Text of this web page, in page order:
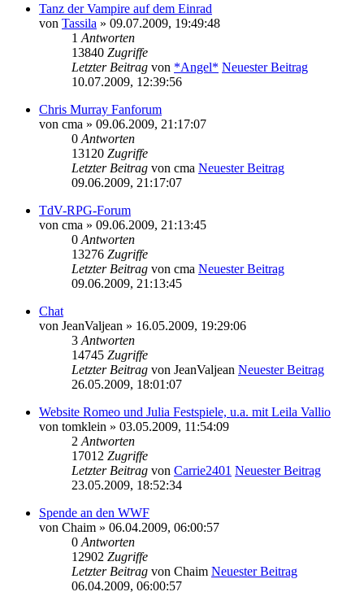
Tanz der Vampire auf dem Einrad
von Tassila » 09.07.2009, 19:49:48
1 Antworten
13840 Zugriffe
Letzter Beitrag von *Angel* Neuester Beitrag
10.07.2009, 12:39:56
Chris Murray Fanforum
von cma » 09.06.2009, 21:17:07
0 Antworten
13120 Zugriffe
Letzter Beitrag von cma Neuester Beitrag
09.06.2009, 21:17:07
TdV-RPG-Forum
von cma » 09.06.2009, 21:13:45
0 Antworten
13276 Zugriffe
Letzter Beitrag von cma Neuester Beitrag
09.06.2009, 21:13:45
Chat
von JeanValjean » 16.05.2009, 19:29:06
3 Antworten
14745 Zugriffe
Letzter Beitrag von JeanValjean Neuester Beitrag
26.05.2009, 18:01:07
Website Romeo und Julia Festspiele, u.a. mit Leila Vallio
von tomklein » 03.05.2009, 11:54:09
2 Antworten
17012 Zugriffe
Letzter Beitrag von Carrie2401 Neuester Beitrag
23.05.2009, 18:52:34
Spende an den WWF
von Chaim » 06.04.2009, 06:00:57
0 Antworten
12902 Zugriffe
Letzter Beitrag von Chaim Neuester Beitrag
06.04.2009, 06:00:57